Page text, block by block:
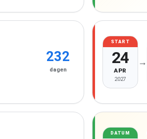
232
dagen
START
24
APR
2027
→
DATUM